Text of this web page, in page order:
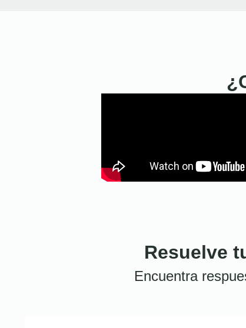
Resuelve
Encuentra